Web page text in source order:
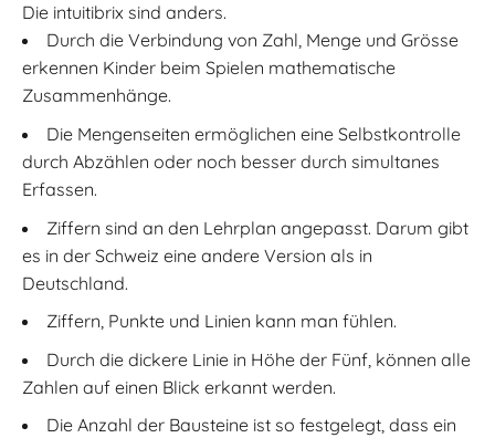
Die intuitibrix sind anders.
Durch die Verbindung von Zahl, Menge und Grösse
erkennen Kinder beim Spielen mathematische
Zusammenhänge.
Die Mengenseiten ermöglichen eine Selbstkontrolle
durch Abzählen oder noch besser durch simultanes
Erfassen.
Ziffern sind an den Lehrplan angepasst. Darum gibt
es in der Schweiz eine andere Version als in
Deutschland.
Ziffern, Punkte und Linien kann man fühlen.
Durch die dickere Linie in Höhe der Fünf, können alle
Zahlen auf einen Blick erkannt werden.
Die Anzahl der Bausteine ist so festgelegt, dass ein